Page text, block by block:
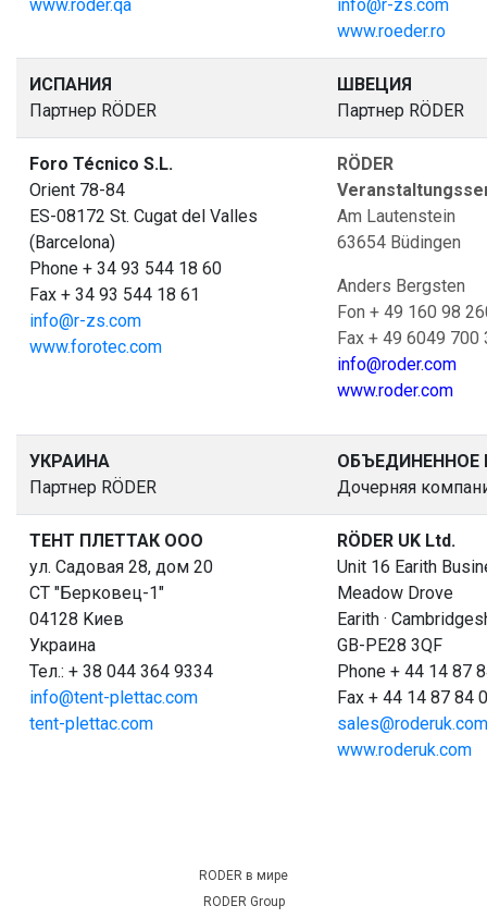
www.roder.qa
info@r-zs.com
www.roeder.ro
ИСПАНИЯ
Партнер RÖDER
ШВЕЦИЯ
Партнер RÖDER
Foro Técnico S.L.
Orient 78-84
ES-08172 St. Cugat del Valles
(Barcelona)
Phone + 34 93 544 18 60
Fax + 34 93 544 18 61
info@r-zs.com
www.forotec.com
RÖDER
Am Lautenstein
63654 Büdingen
Anders Bergsten
Fon + 49 160 98
Fax + 49 6049 700
info@roder.com
www.roder.com
УКРАИНА
Партнер RÖDER
ОБЪЕДИНЕННОЕ
Дочерняя
TЕНТ ПЛЕТТАК ООО
ул. Садовая 28, дом 20
СТ "Берковец-1"
04128 Kиев
Украина
Тел.: + 38 044 364 9334
info@tent-plettac.com
tent-plettac.com
RÖDER UK Ltd.
Unit 16 Earith
Meadow Drove
Earith ·
GB-PE28 3QF
Phone + 44 14 87
Fax + 44 14 87 84
sales@roderuk.com
www.roderuk.com
RODER в мире
RODER Group